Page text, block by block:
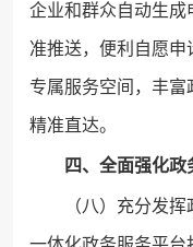
企业和群众自动生成
准推送，便利自愿申
专属服务空间，丰
精准直达。
四、全面强化
（八）充分发